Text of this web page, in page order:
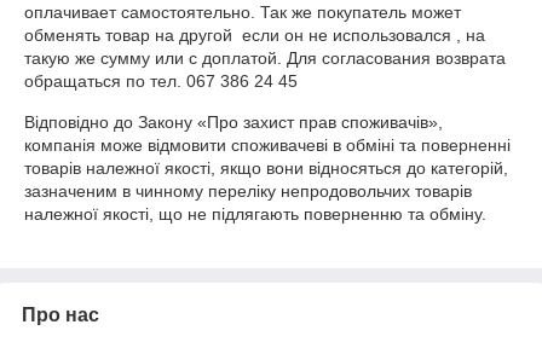
оплачивает самостоятельно. Так же покупатель может
обменять товар на другой  если он не использовался , на
такую же сумму или с доплатой. Для согласования возврата
обращаться по тел. 067 386 24 45
Відповідно до Закону «Про захист прав споживачів»
компанія може відмовити споживачеві в обміні та поверненні
товарів належної якості, якщо вони відносяться до категорій,
зазначеним в чинному переліку непродовольчих товарів
належної якості, що не підлягають поверненню та обміну.
Про нас